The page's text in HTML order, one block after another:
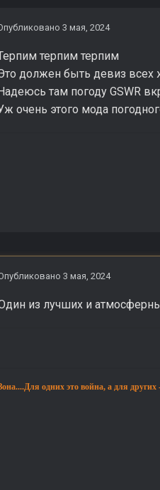
3 мая, 2024
терпим терпим
должен быть девиз всех
Надеюсь там погоду GSWR
очень этого мода
3 мая, 2024
из лучших и
одних это война, а для